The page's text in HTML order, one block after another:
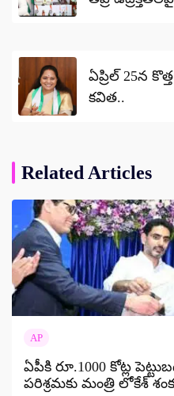
ఏప్రిల్ 25న
కవిత..
Related Articles
AP
ఏపీకి రూ.1000 కోట్ల
పరిశ్రమకు మంత్రి లోకేశ్